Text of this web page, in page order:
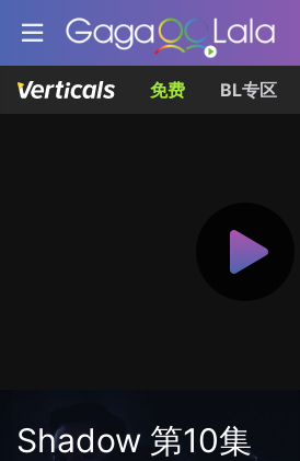
免费 BL专区
Shadow 第10集